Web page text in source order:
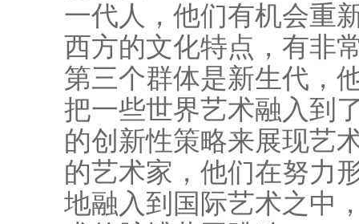
一代人，他们有机会重
西方的文化特点，有非
第三个群体是新生代，
把一些世界艺术融入到
的创新性策略来展现艺
的艺术家，他们在努力
地融入到国际艺术之中